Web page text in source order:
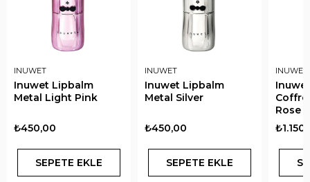
INUWET
Inuwet Lipbalm
Metal Light Pink
₺450,00
SEPETE EKLE
INUWET
Inuwet Lipbalm
Metal Silver
₺450,00
SEPETE EKLE
INUWET
Rose